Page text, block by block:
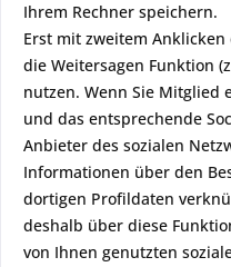
Ihrem Rechner speichern.
Erst mit zweitem
die Weitersagen Funktion
nutzen. Wenn Sie Mitglied
und das entsprechende
Anbieter des sozialen
Informationen über den
dortigen Profildaten
deshalb über diese
von Ihnen genutzten